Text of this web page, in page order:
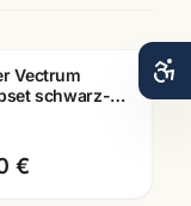
Vectrum
schwarz-
€